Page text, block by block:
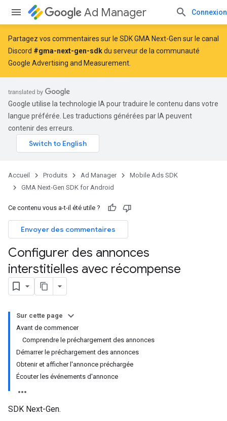
Ad Manager Connexion
Partagez vos commentaires sur le SDK GMA Next-Gen sur le canal
Discord #gma-next-gen-sdkdu serveur de la communauté
Google Advertising and Measurement.
Google utilise la technologie IA pour traduire le contenu dans votre
langue préférée. Les traductions générées par IA peuvent
contenir des erreurs.
Accueil Produits Ad Manager
Mobile Ads SDK
GMA Next-Gen SDK for Android
Ce contenu vous a-t-il été utile ?
Envoyer des commentaires
Configurer des annonces
interstitielles avec récompense
Sur cette page
Avant de commencer
Comprendre le préchargement des annonces
Démarrer le préchargement des annonces
Obtenir et afficher l'annonce préchargée
Écouter les événements d'annonce
SDK Next-Gen.